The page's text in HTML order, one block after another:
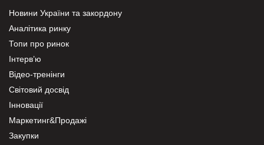
Новини України та закордону
Аналітика ринку
Топи про ринок
Інтерв’ю
Відео-тренінги
Світовий досвід
Інновації
Маркетинг&Продажі
Закупки